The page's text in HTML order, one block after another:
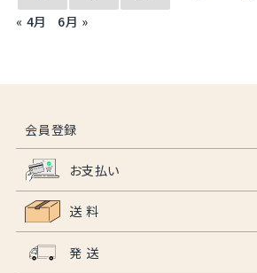
« 4月 6月 »
会員登録
お支払い
送 料
発 送